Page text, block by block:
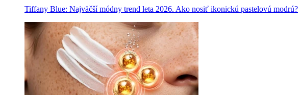
Tiffany Blue: Najväčší módny trend leta 2026. Ako nosiť ikonickú pastelovú modrú?